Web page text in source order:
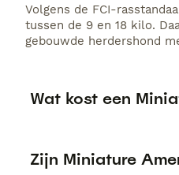
Volgens de FCI-
tussen de 9 en 18 kilo.
gebouwde herdershond
Wat kost een
Zijn Miniature